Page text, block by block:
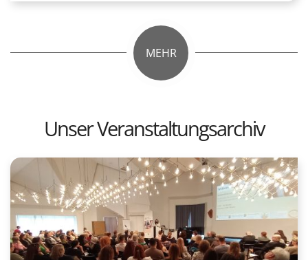
MEHR
Unser Veranstaltungsarchiv